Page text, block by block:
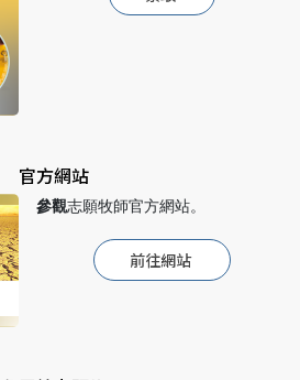
官方網站
參觀志願牧師官方網站。
前往網站